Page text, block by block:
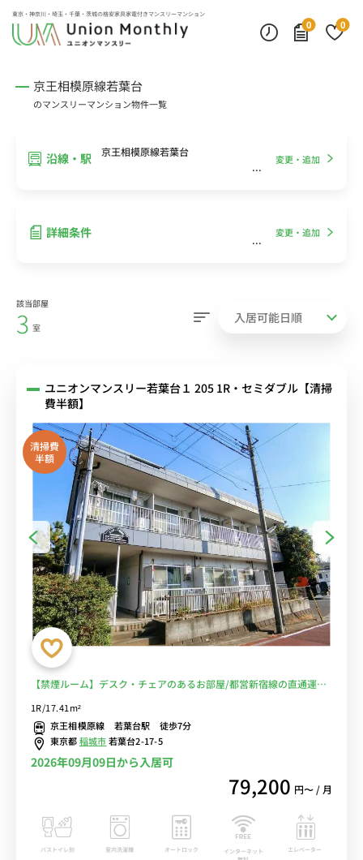
東京・神奈川・埼玉・千葉・茨城の格安家具家電付きマンスリーマンション
0
0
京王相模原線若葉台
のマンスリーマンション物件一覧
沿線・駅 京王相模原線若葉台
変更・追加
詳細条件 変更・追加
該当部屋
3 室
ユニオンマンスリー若葉台１ 205 1R・セミダブル【清掃
費半額】
清掃費
半額
【禁煙ルーム】デスク・チェアのあるお部屋/都営新宿線の直通運転
の稲城サッカー場や稲城ラグビー場で観戦もおすすめ■選べるWi-Fi
格安レンタル中！
1R/17.41m²
京王相模原線 若葉台駅 徒歩7分
東京都稲城市若葉台2-17-5
2026年09月09日から入居可
79,200 円〜 / 月
バストイレ別 室内洗濯機 オートロック
インターネット
エレベーター